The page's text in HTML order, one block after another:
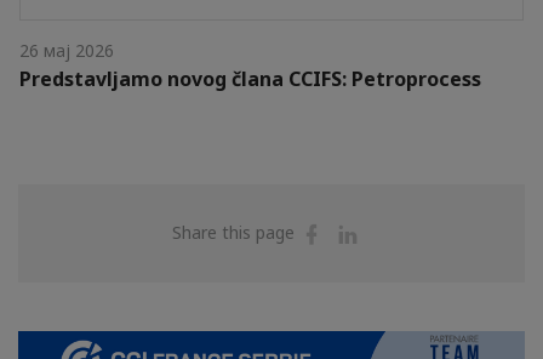
26 мај 2026
Predstavljamo novog člana CCIFS: Petroprocess
Share this page
Share